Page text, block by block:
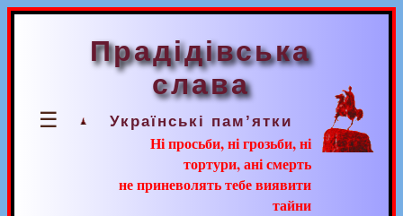
☰
Прадідівська
слава
Українські пам’ятки
Ні просьби, ні грозьби, ні
тортури, ані смерть
не приневолять тебе виявити
тайни